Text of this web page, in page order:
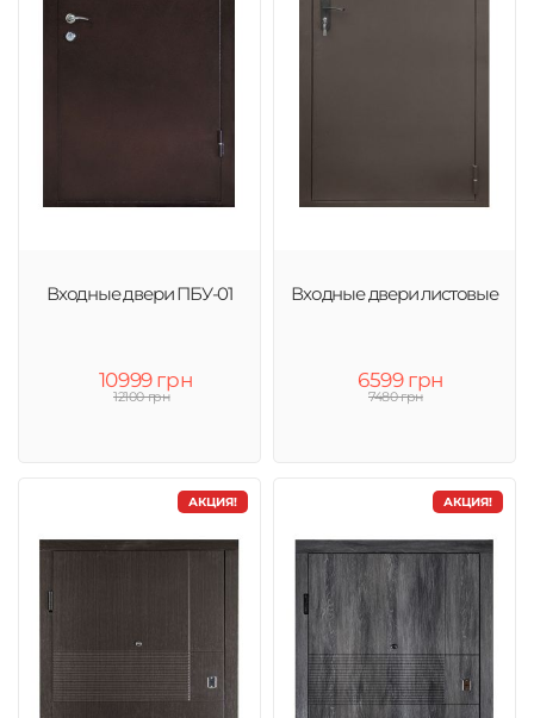
Входные двери ПБУ-01
10999 грн
12100 грн
Входные двери листовые
6599 грн
7480 грн
АКЦИЯ! АКЦИЯ!